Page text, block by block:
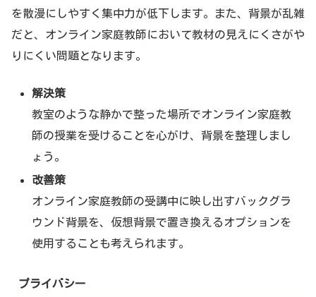
を散漫にしやすく集中力が低下します。また、背景が乱雑
だと、オンライン家庭教師において教材の見えにくさがや
りにくい問題となります。
解決策
教室のような静かで整った場所でオンライン家庭教
師の授業を受けることを心がけ、背景を整理しまし
ょう。
改善策
オンライン家庭教師の受講中に映し出すバックグラ
ウンド背景を、仮想背景で置き換えるオプションを
使用することも考えられます。
プライバシー